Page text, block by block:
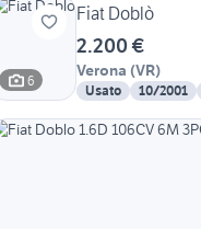
6
Fiat Doblò
2.200 €
Verona (VR)
Usato 10/2001